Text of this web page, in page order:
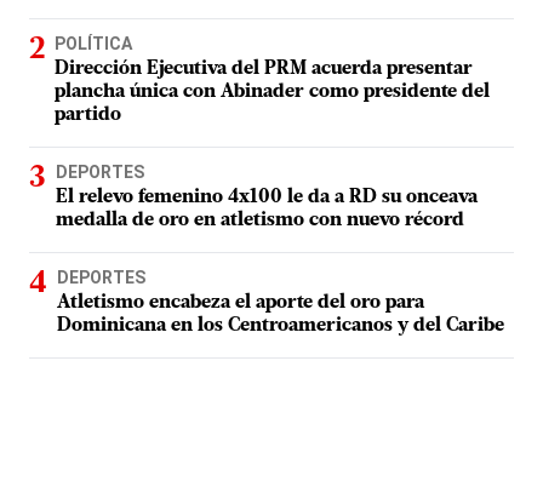
POLÍTICA
Dirección Ejecutiva del PRM acuerda presentar
plancha única con Abinader como presidente del
partido
DEPORTES
El relevo femenino 4x100 le da a RD su onceava
medalla de oro en atletismo con nuevo récord
DEPORTES
Atletismo encabeza el aporte del oro para
Dominicana en los Centroamericanos y del Caribe